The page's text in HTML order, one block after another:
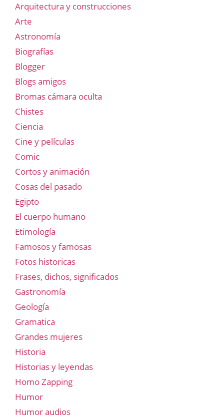
Arquitectura y construcciones
Arte
Astronomía
Biografías
Blogger
Blogs amigos
Bromas cámara oculta
Chistes
Ciencia
Cine y películas
Comic
Cortos y animación
Cosas del pasado
Egipto
El cuerpo humano
Etimología
Famosos y famosas
Fotos historicas
Frases, dichos, significados
Gastronomía
Geología
Gramatica
Grandes mujeres
Historia
Historias y leyendas
Homo Zapping
Humor
Humor audios